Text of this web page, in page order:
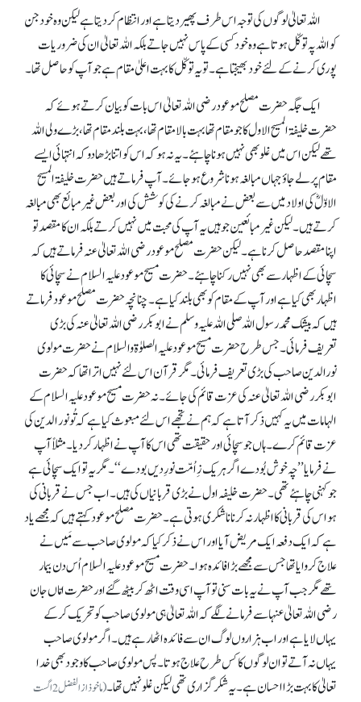
اللہ تعالیٰ لوگوں کی توجہ اس طرف پھیر دیتا ہے اور انتظام کر دیتا ہے لیکن وہ خود جن
کو اللہ پہ توکّل ہوتا ہے وہ خود کسی کے پاس نہیں جاتے بلکہ اللہ تعالیٰ ان کی ضروریات
پوری کرنے کے لئے خود بھیجتا ہے۔ تو یہ توکّل کا بہت اعلیٰ مقام ہے جو آپ کو حاصل تھا۔
ایک جگہ حضرت مصلح موعود رضی اللہ تعالیٰ اس بات کو بیان کرتے ہوئے کہ
حضرت خلیفۃ المسیح الاول کا جو مقام تھا بہت بالا مقام تھا، بہت بلند مقام تھا، بڑے ولی اللہ
تھے لیکن اس میں غلو بھی نہیں ہونا چاہئے۔ یہ نہ ہو کہ اس کو اتنا بڑھا دو کہ انتہائی ایسے
مقام پر لے جاؤ جہاں مبالغہ ہونا شروع ہو جائے۔ آپ فرماتے ہیں حضرت خلیفۃالمسیح
الاوّلؓ کی اولاد میں سے بعض نے مبالغہ کرنے کی کوشش کی اور بعض غیر مبائع بھی مبالغہ
کرتے ہیں۔ لیکن غیر مبائعین جو ہیں یہ آپ کی محبت میں نہیں کرتے بلکہ ان کا مقصد تو
اپنا مقصد حاصل کرنا ہے۔ لیکن حضرت مصلح موعود رضی اللہ تعالیٰ عنہ فرماتے ہیں کہ
سچائی کے اظہار سے بھی نہیں رکنا چاہئے۔ حضرت مسیح موعود علیہ السلام نے سچائی کا
اظہار بھی کیا ہے اور آپ کے مقام کو بھی بلند کیا ہے۔ چنانچہ حضرت مصلح موعود فرماتے
ہیں کہ بیشک محمد رسول اللہ صلی اللہ علیہ وسلم نے ابوبکر رضی اللہ تعالیٰ عنہ کی بڑی
تعریف فرمائی۔ جس طرح حضرت مسیح موعود علیہ الصلوٰۃ والسلام نے حضرت مولوی
نورالدین صاحب کی بڑی تعریف فرمائی۔ مگر قرآن اس لئے نہیں اترا تھا کہ حضرت
ابوبکر رضی اللہ تعالیٰ عنہ کی عزت قائم کی جائے۔ نہ حضرت مسیح موعود علیہ السلام کے
الہامات میں یہ کہیں ذکر آتا ہے کہ ہم نے تجھے اس لئے مبعوث کیا ہے کہ تُو نور الدین کی
عزت قائم کرے۔ ہاں جو سچائی اور حقیقت تھی اس کا آپ نے اظہار کر دیا۔ مثلاً آپ
نے فرمایا ’’چہ خوش بُودے اگر ہر یک ز ِاُمّت نورِ دیں بودے‘‘۔ مگر یہ تو ایک سچائی ہے
جو کہنی چاہئے تھی۔ حضرت خلیفہ اول نے بڑی قربانیاں کی ہیں۔ اب جس نے قربانی کی
ہو اس کی قربانی کا اظہار نہ کرنا ناشکری ہوتی ہے۔ حضرت مصلح موعود کہتے ہیں کہ مجھے یاد
ہے کہ ایک دفعہ ایک مریض آیا اور اس نے ذکر کیا کہ مولوی صاحب سے مَیں نے
علاج کروایا تھا جس سے مجھے بڑا فائدہ ہوا۔ حضرت مسیح موعود علیہ السلام اُس دن بیمار
تھے مگر جب آپ نے یہ بات سنی تو آپ اسی وقت اٹھ کر بیٹھ گئے اور حضرت امّاں جان
رضی اللہ تعالیٰ عنہا سے فرمانے لگے کہ اللہ تعالیٰ ہی مولوی صاحب کو تحریک کر کے
یہاں لایا ہے اور اب ہزاروں لوگ ان سے فائدہ اٹھا رہے ہیں۔ اگر مولوی صاحب
یہاں نہ آتے تو ان لوگوں کا کس طرح علاج ہوتا۔ پس مولوی صاحب کا وجود بھی خدا
تعالیٰ کا بہت بڑا احسان ہے۔ یہ شکر گزاری تھی لیکن غلو نہیں تھا۔
(ماخوذ از الفضل 2اگست